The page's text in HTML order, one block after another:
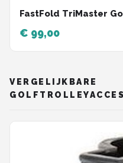
FastFold TriMaster
€ 99,00
VERGELIJKBARE